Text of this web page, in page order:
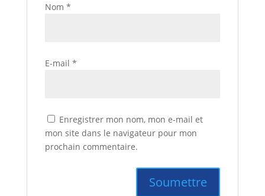
Nom *
E-mail *
Enregistrer mon nom, mon e-mail et
mon site dans le navigateur pour mon
prochain commentaire.